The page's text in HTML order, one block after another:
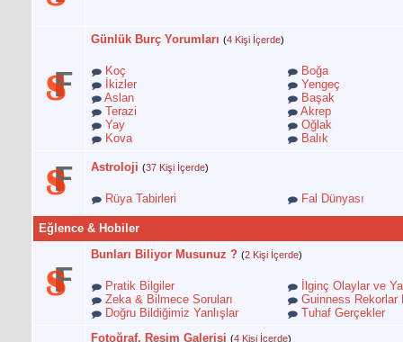
Günlük Burç Yorumları (4 Kişi İçerde)
Koç
Boğa
İkizler
Yengeç
Aslan
Başak
Terazi
Akrep
Yay
Oğlak
Kova
Balık
Astroloji (37 Kişi İçerde)
Rüya Tabirleri Fal Dünyası
Eğlence & Hobiler
Bunları Biliyor Musunuz ? (2 Kişi İçerde)
Pratik Bilgiler
İlginç Olaylar ve
Zeka & Bilmece Soruları
Guinness Rekorlar
Doğru Bildiğimiz Yanlışlar
Tuhaf Gerçekler
Fotoğraf, Resim Galerisi (4 Kişi İçerde)